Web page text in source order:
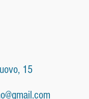
sullo
componenti, peso,
prodotti, costo
15